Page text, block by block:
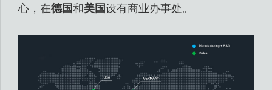
心，在德国和美国设有商业办事处。